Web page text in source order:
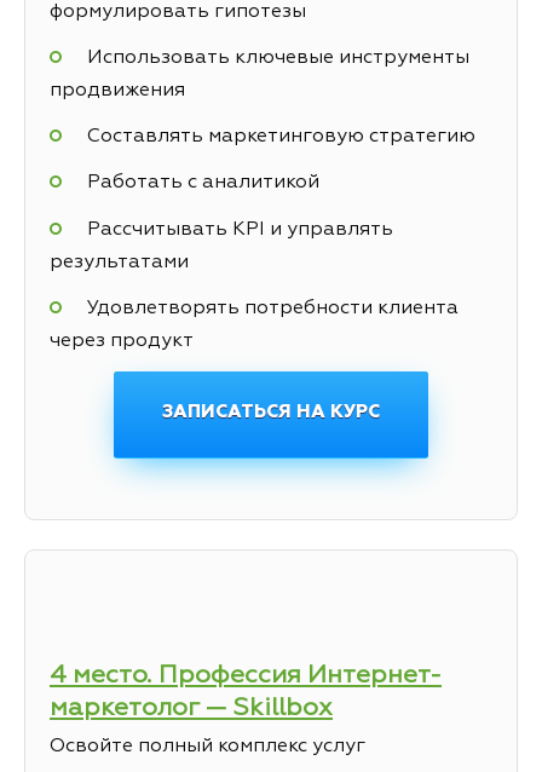
формулировать гипотезы
Использовать ключевые инструменты
продвижения
Составлять маркетинговую стратегию
Работать с аналитикой
Рассчитывать KPI и управлять
результатами
Удовлетворять потребности клиента
через продукт
ЗАПИСАТЬСЯ НА КУРС
4 место. Профессия Интернет-
маркетолог — Skillbox
Освойте полный комплекс услуг